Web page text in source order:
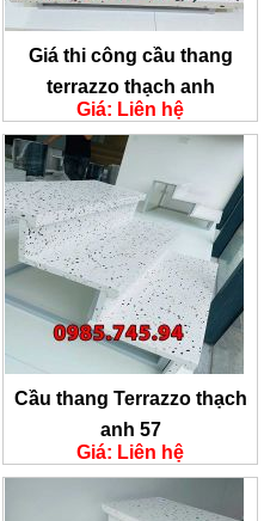
Giá thi công cầu thang
terrazzo thạch anh
Giá: Liên hệ
Cầu thang Terrazzo thạch
anh 57
Giá: Liên hệ